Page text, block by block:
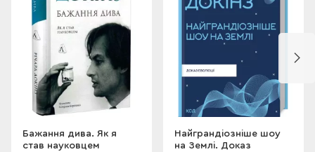
работа одного из ведущих ученых мира и талантливой
художницы, которая порадует читателей всех возрастов
и украсит любую книжную полку.
Объясняет, как живые существа поднялись в небо и
вдохновили людей на собственные подвиги.
Сравнивает происхождение и механизмы, позволяющие
совершать полет искусственным летательным аппаратам,
таким как самолеты, вертолеты и воздушные шары, и
эволюции.
Бажання дива. Як я
став науковцем
Найграндіозніше шоу
на Землі. Доказ